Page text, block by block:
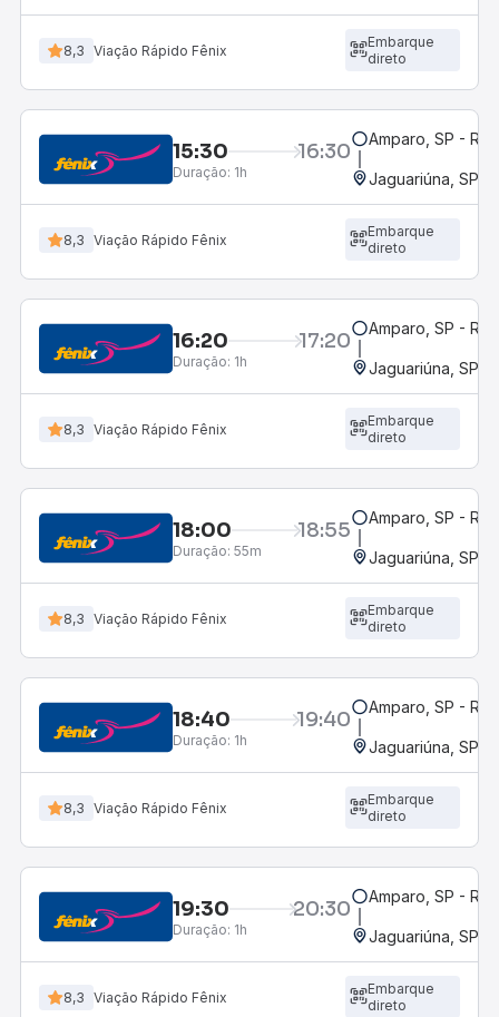
8,3 Viação Rápido Fênix
Embarque
direto
15:30 16:30
Duração: 1h
Amparo, SP -
Jaguariúna, SP
8,3 Viação Rápido Fênix
Embarque
direto
16:20 17:20
Duração: 1h
Amparo, SP -
Jaguariúna, SP
8,3 Viação Rápido Fênix
Embarque
direto
18:00 18:55
Duração: 55m
Amparo, SP -
Jaguariúna, SP
8,3 Viação Rápido Fênix
Embarque
direto
18:40 19:40
Duração: 1h
Amparo, SP -
Jaguariúna, SP
8,3 Viação Rápido Fênix
Embarque
direto
19:30 20:30
Duração: 1h
Amparo, SP -
Jaguariúna, SP
8,3 Viação Rápido Fênix
Embarque
direto